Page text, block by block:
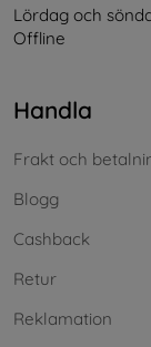
Lördag och
Offline
Handla
Frakt och
Blogg
Cashback
Retur
Reklamation